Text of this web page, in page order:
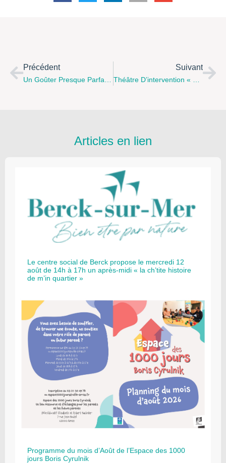
Précédent Suivant
Articles en lien
Le centre social de Berck propose le mercredi 12
août de 14h à 17h un après-midi « la ch’tite histoire
de m’in quartier »
Programme du mois d’Août de l’Espace des 1000
jours Boris Cyrulnik